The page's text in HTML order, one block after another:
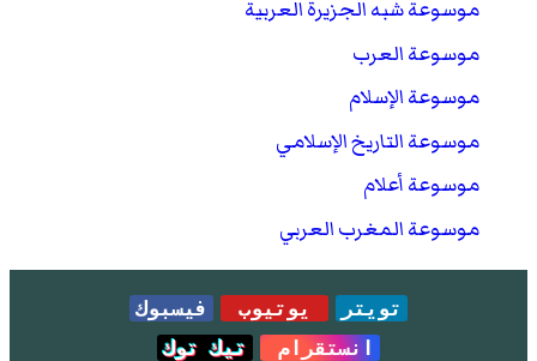
موسوعة شبه الجزيرة العربية
موسوعة العرب
موسوعة الإسلام
موسوعة التاريخ الإسلامي
موسوعة أعلام
موسوعة المغرب العربي
تويتر يوتيوب
فيسبوك
انستقرام
تيك توك